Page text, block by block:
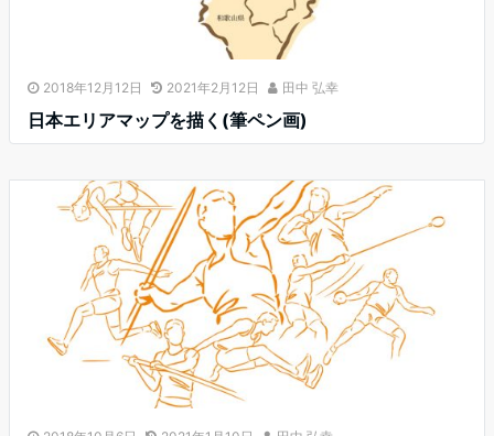
2018年12月12日 2021年2月12日 田中 弘幸
日本エリアマップを描く(筆ペン画)